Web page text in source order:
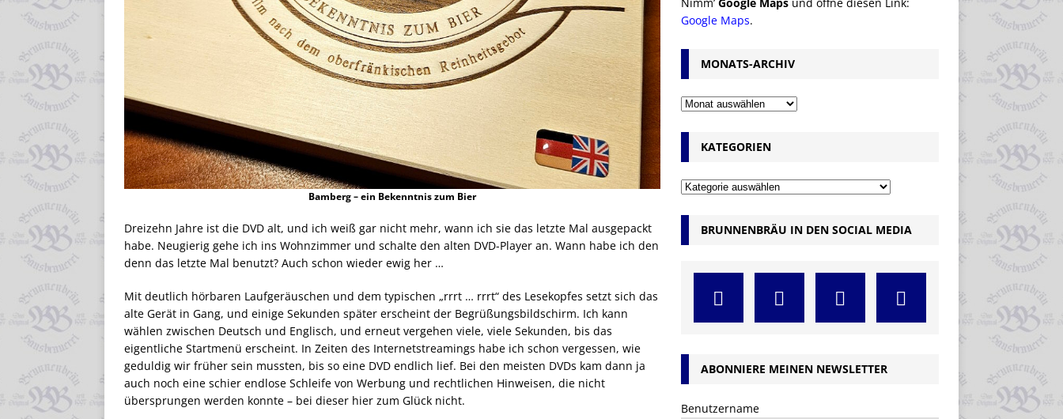
Bamberg – ein Bekenntnis zum Bier
Dreizehn Jahre ist die DVD alt, und ich weiß gar nicht mehr, wann ich sie das letzte Mal ausgepackt
habe. Neugierig gehe ich ins Wohnzimmer und schalte den alten DVD-Player an. Wann habe ich den
denn das letzte Mal benutzt? Auch schon wieder ewig her …
Mit deutlich hörbaren Laufgeräuschen und dem typischen „rrrt … rrrt“ des Lesekopfes setzt sich das
alte Gerät in Gang, und einige Sekunden später erscheint der Begrüßungsbildschirm. Ich kann
wählen zwischen Deutsch und Englisch, und erneut vergehen viele, viele Sekunden, bis das
eigentliche Startmenü erscheint. In Zeiten des Internetstreamings habe ich schon vergessen, wie
geduldig wir früher sein mussten, bis so eine DVD endlich lief. Bei den meisten DVDs kam dann ja
auch noch eine schier endlose Schleife von Werbung und rechtlichen Hinweisen, die nicht
übersprungen werden konnte – bei dieser hier zum Glück nicht.
Google Maps.
MONATS-ARCHIV
KATEGORIEN
BRUNNENBRÄU IN DEN SOCIAL MEDIA
ABONNIERE MEINEN NEWSLETTER
Benutzername